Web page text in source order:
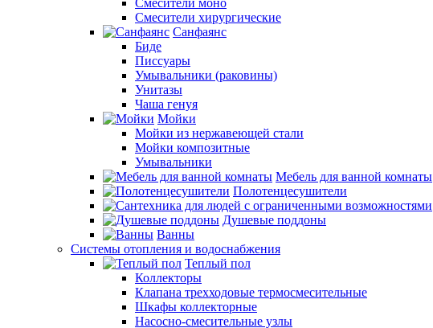
Смесители моно
Смесители хирургические
Санфаянс
Биде
Писсуары
Умывальники (раковины)
Унитазы
Чаша генуя
Мойки
Мойки из нержавеющей стали
Мойки композитные
Умывальники
Мебель для ванной комнаты
Полотенцесушители
Душевые поддоны
Ванны
Системы отопления и водоснабжения
Теплый пол
Коллекторы
Клапана трехходовые термосмесительные
Шкафы коллекторные
Насосно-смесительные узлы